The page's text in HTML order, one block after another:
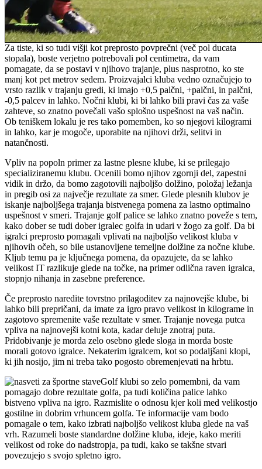
Za tiste, ki so tudi višji kot preprosto povprečni (več pol ducata
stopala), boste verjetno potrebovali pol centimetra, da vam
pomagate, da se postavi v njihovo trajanje, plus nasprotno, ko ste
manj kot pet metrov sedem. Proizvajalci kluba vedno označujejo to
vrsto razlik v trajanju gredi, ki imajo +0,5 palčni, +palčni, in palčni,
-0,5 palcev in lahko. Nočni klubi, ki bi lahko bili pravi čas za vaše
zahteve, so znatno povečali vašo splošno uspešnost na vaš način.
Ob teniškem lokalu je res tako pomemben, ko so njegovi kilogrami
in lahko, kar je mogoče, uporabite na njihovi drži, selitvi in ​​
natančnosti.
Vpliv na popoln primer za lastne plesne klube, ki se prilegajo
specializiranemu klubu. Ocenili bomo njihov zgornji del, zapestni
vidik in držo, da bomo zagotovili najboljšo dolžino, položaj ležanja
in pregib osi za največje rezultate za smer. Glede plesnih klubov je
iskanje najboljšega trajanja bistvenega pomena za lastno optimalno
uspešnost v smeri. Trajanje golf palice se lahko znatno poveže s tem,
kako dober se tudi dober igralec golfa in udari v žogo za golf. Da bi
igralci preprosto pomagali vplivati ​​na najboljšo velikost kluba v
njihovih očeh, so bile ustanovljene temeljne dolžine za nočne klube.
Kljub temu pa je ključnega pomena, da opazujete, da se lahko
velikost IT razlikuje glede na točke, na primer odlična raven igralca,
stopnjo nihanja in zasebne preference.
Če preprosto naredite tovrstno prilagoditev za najnovejše klube, bi
lahko bili prepričani, da imate za igro pravo velikost in kilograme in
zagotovo spremenite vaše rezultate v smer. Trajanje novega putca
vpliva na najnovejši kotni kota, kadar deluje znotraj puta.
Pridobivanje je morda zelo osebno glede sloga in morda boste
morali gotovo igralce. Nekaterim igralcem, kot so podaljšani klopi,
ki jih nosijo, jim ni treba tako pogosto obremenjevati na hrbtu.
Golf klubi so zelo pomembni, da vam
pomagajo dobre rezultate golfa, pa tudi količina palice lahko
bistveno vpliva na igro. Razmislite o odnosu kjer koli med velikostjo
gostilne in dobrim vrhuncem golfa. Te informacije vam bodo
pomagale o tem, kako izbrati najboljšo velikost kluba glede na vaš
vrh. Razumeli boste standardne dolžine kluba, ideje, kako meriti
velikost od roke do nadstropja, pa tudi, kako se takšne stvari
povezujejo s svojo spletno igro.